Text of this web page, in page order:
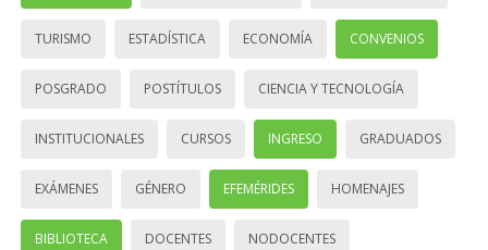
TURISMO ESTADÍSTICA ECONOMÍA CONVENIOS
POSGRADO POSTÍTULOS CIENCIA Y TECNOLOGÍA
INSTITUCIONALES CURSOS INGRESO GRADUADOS
EXÁMENES GÉNERO EFEMÉRIDES HOMENAJES
BIBLIOTECA DOCENTES NODOCENTES